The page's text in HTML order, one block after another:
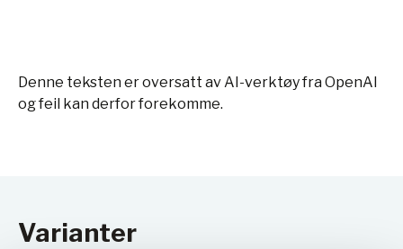
Denne teksten er oversatt av AI-verktøy fra OpenAI
og feil kan derfor forekomme.
Varianter